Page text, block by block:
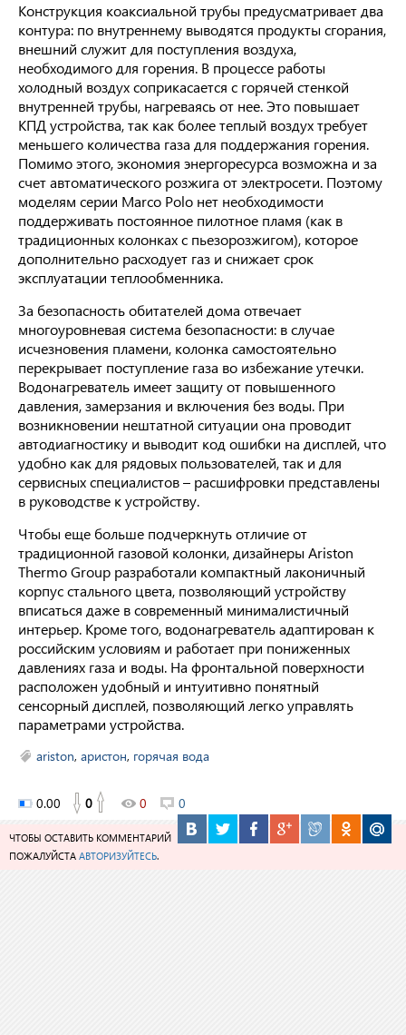
Конструкция коаксиальной трубы предусматривает два
контура: по внутреннему выводятся продукты сгорания,
внешний служит для поступления воздуха,
необходимого для горения. В процессе работы
холодный воздух соприкасается с горячей стенкой
внутренней трубы, нагреваясь от нее. Это повышает
КПД устройства, так как более теплый воздух требует
меньшего количества газа для поддержания горения.
Помимо этого, экономия энергоресурса возможна и за
счет автоматического розжига от электросети. Поэтому
моделям серии Marco Polo нет необходимости
поддерживать постоянное пилотное пламя (как в
традиционных колонках с пьезорозжигом), которое
дополнительно расходует газ и снижает срок
эксплуатации теплообменника.
За безопасность обитателей дома отвечает
многоуровневая система безопасности: в случае
исчезновения пламени, колонка самостоятельно
перекрывает поступление газа во избежание утечки.
Водонагреватель имеет защиту от повышенного
давления, замерзания и включения без воды. При
возникновении нештатной ситуации она проводит
автодиагностику и выводит код ошибки на дисплей, что
удобно как для рядовых пользователей, так и для
сервисных специалистов – расшифровки представлены
в руководстве к устройству.
Чтобы еще больше подчеркнуть отличие от
традиционной газовой колонки, дизайнеры Ariston
Thermo Group разработали компактный лаконичный
корпус стального цвета, позволяющий устройству
вписаться даже в современный минималистичный
интерьер. Кроме того, водонагреватель адаптирован к
российским условиям и работает при пониженных
давлениях газа и воды. На фронтальной поверхности
расположен удобный и интуитивно понятный
сенсорный дисплей, позволяющий легко управлять
параметрами устройства.
ariston, аристон, горячая вода
0.00 0 0 0
ЧТОБЫ ОСТАВИТЬ КОММЕНТАРИЙ
ПОЖАЛУЙСТА АВТОРИЗУЙТЕСЬ.